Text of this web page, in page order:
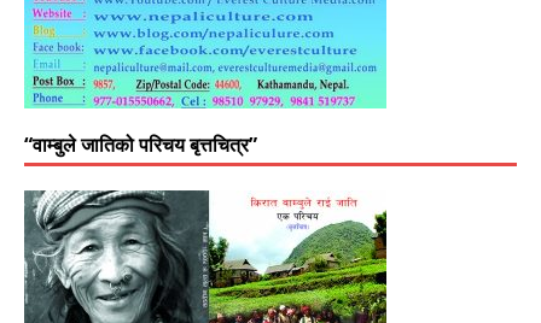
“वाम्बुले जातिको परिचय बृत्तचित्र”